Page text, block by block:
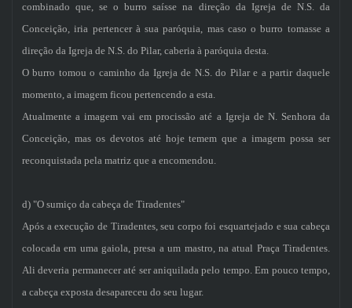
combinado que, se o burro saísse na direção da Igreja de N.S. da
Conceição, iria pertencer à sua paróquia, mas caso o burro tomasse a
direção da Igreja de N.S. do Pilar, caberia à paróquia desta.
O burro tomou o caminho da Igreja de N.S. do Pilar e a partir daquele
momento, a imagem ficou pertencendo a esta.
Atualmente a imagem vai em procissão até a Igreja de N. Senhora da
Conceição, mas os devotos até hoje temem que a imagem possa ser
reconquistada pela matriz que a encomendou.
d) "O sumiço da cabeça de Tiradentes"
Após a execução de Tiradentes, seu corpo foi esquartejado e sua cabeça
colocada em uma gaiola, presa a um mastro, na atual Praça Tiradentes.
Ali deveria permanecer até ser aniquilada pelo tempo. Em pouco tempo,
a cabeça exposta desapareceu do seu lugar.